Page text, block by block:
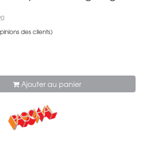
des clients)
Ajouter au panier